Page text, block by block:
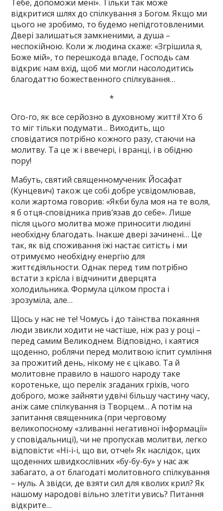
Тебе, допоможи мені». Тільки так може
відкритися шлях до спілкування з Богом. Якщо ми
цього не зробимо, то будемо непідготовленими.
Двері залишаться замкненими, а душа –
неспокійною. Коли ж людина скаже: «Згрішила я,
Боже мій», то перешкода впаде, Господь сам
відкриє нам вхід, щоб ми могли насолодитись
благодаттю божественного спілкування…
*
Ого-го, як все серйозно в духовному житті! Хто б
то міг тільки подумати… Виходить, що
сповідатися потрібно кожного разу, стаючи на
молитву. Та це ж і ввечері, і вранці, і в обідню
пору!
Мабуть, святий священномученик Йосафат
(Кунцевич) також це собі добре усвідомлював,
коли жартома говорив: «Якби була моя на те воля,
я б отця-сповідника прив’язав до себе». Лише
після цього молитва може приносити людині
необхідну благодать. Інакше двері зачинені… Це
так, як від споживання їжі настає ситість і ми
отримуємо необхідну енергію для
життєдіяльности. Однак перед тим потрібно
встати з крісла і відчинити дверцята
холодильника. Формула цілком проста і
зрозуміла, але…
Щось у нас не те! Чомусь і до таїнства покаяння
люди звикли ходити не частіше, ніж раз у році –
перед самим Великоднем. Відповідно, і каятися
щоденно, роблячи перед молитвою іспит сумління
за прожитий день, нікому не є цікаво. Та й
молитовне правило в нашого народу таке
коротеньке, що перелік згаданих гріхів, чого
доброго, може зайняти удвічі більшу частину часу,
аніж саме спілкування із Творцем… А потім на
запитання священника (при черговому
великопосному «зливанні негативної інформації»
у сповідальниці), чи не пропускав молитви, легко
відповісти: «Ні-і-і, що ви, отче!» Як наслідок, цих
щоденних швидкослівних «бу-бу-бу» у нас аж
забагато, а от благодаті молитовного спілкування
– нуль. А звідси, де взяти сил для кволих крил? Як
нашому народові вільно злетіти увись? Питання
відкрите…